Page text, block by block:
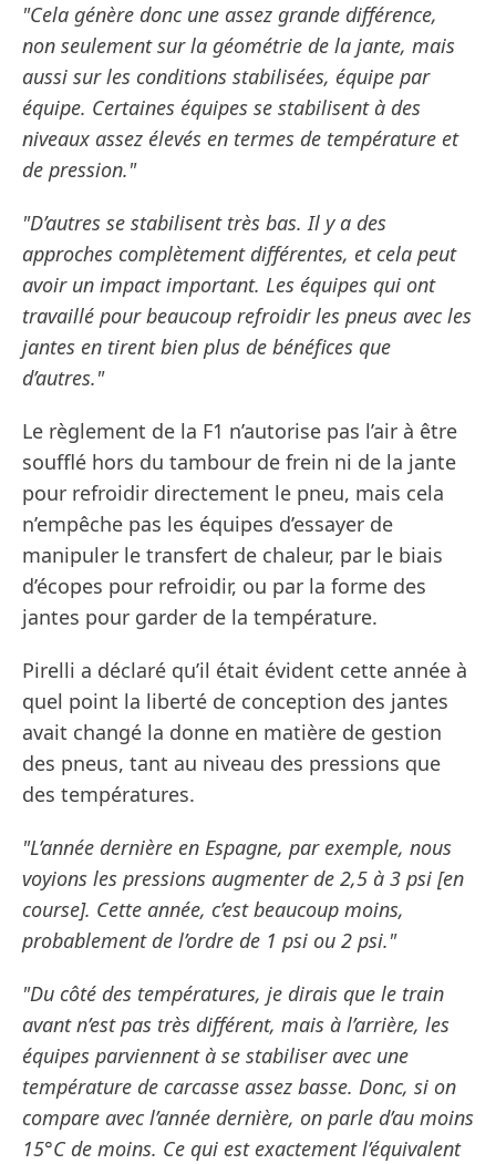
"Cela génère donc une assez grande différence,
non seulement sur la géométrie de la jante, mais
aussi sur les conditions stabilisées, équipe par
équipe. Certaines équipes se stabilisent à des
niveaux assez élevés en termes de température et
de pression."
"D’autres se stabilisent très bas. Il y a des
approches complètement différentes, et cela peut
avoir un impact important. Les équipes qui ont
travaillé pour beaucoup refroidir les pneus avec les
jantes en tirent bien plus de bénéfices que
d’autres."
Le règlement de la F1 n’autorise pas l’air à être
soufflé hors du tambour de frein ni de la jante
pour refroidir directement le pneu, mais cela
n’empêche pas les équipes d’essayer de
manipuler le transfert de chaleur, par le biais
d’écopes pour refroidir, ou par la forme des
jantes pour garder de la température.
Pirelli a déclaré qu’il était évident cette année à
quel point la liberté de conception des jantes
avait changé la donne en matière de gestion
des pneus, tant au niveau des pressions que
des températures.
"L’année dernière en Espagne, par exemple, nous
voyions les pressions augmenter de 2,5 à 3 psi [en
course]. Cette année, c’est beaucoup moins,
probablement de l’ordre de 1 psi ou 2 psi."
"Du côté des températures, je dirais que le train
avant n’est pas très différent, mais à l’arrière, les
équipes parviennent à se stabiliser avec une
température de carcasse assez basse. Donc, si on
compare avec l’année dernière, on parle d’au moins
15°C de moins. Ce qui est exactement l’équivalent